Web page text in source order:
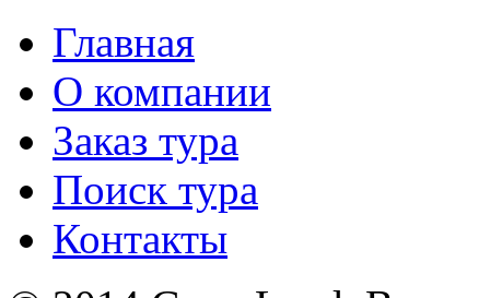
Главная
О компании
Заказ тура
Поиск тура
Контакты